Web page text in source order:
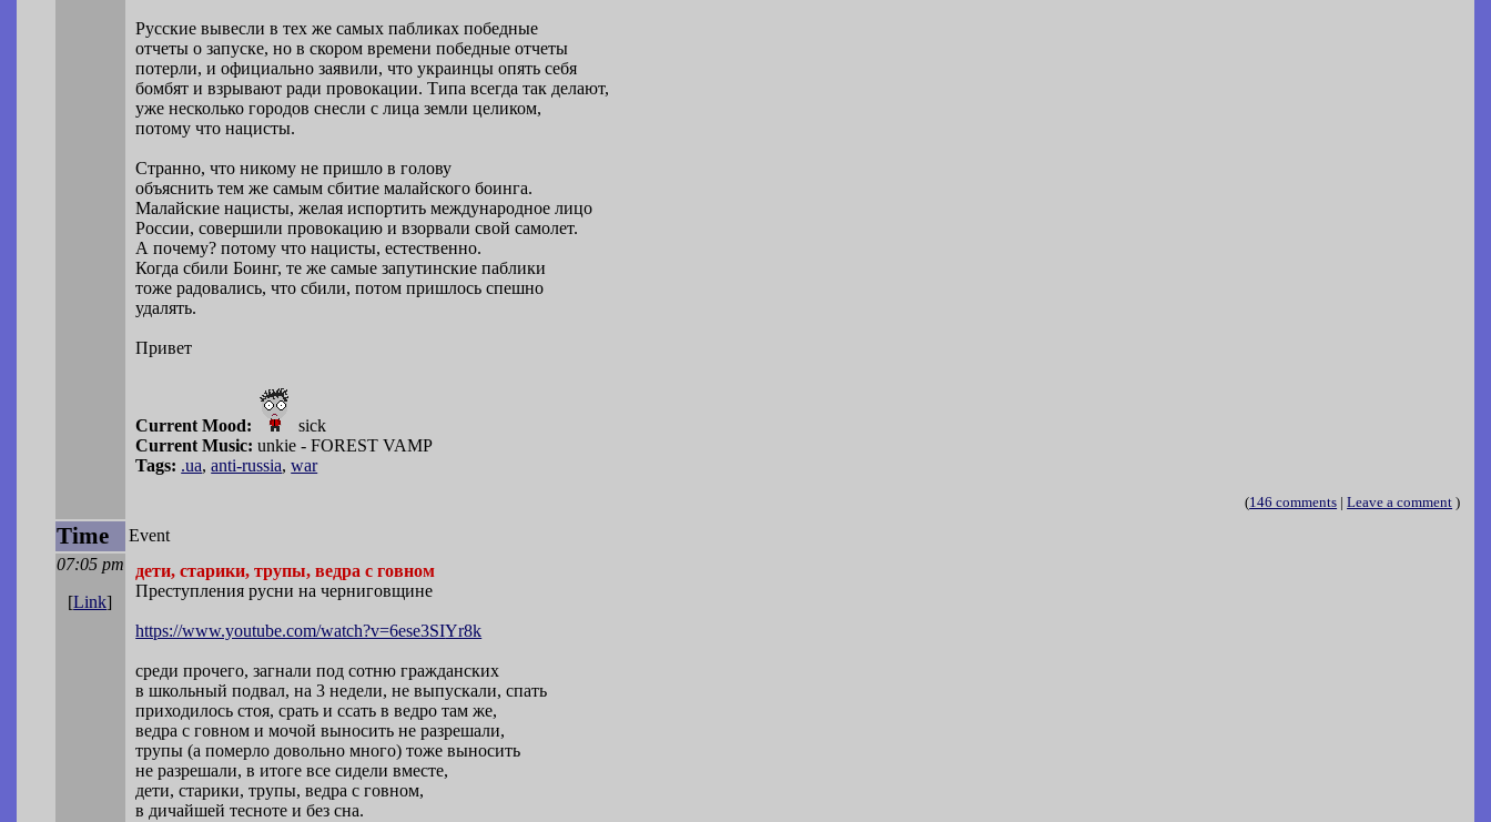
Русские вывесли в тех же самых пабликах победные
отчеты о запуске, но в скором времени победные отчеты
потерли, и официально заявили, что украинцы опять себя
бомбят и взрывают ради провокации. Типа всегда так делают,
уже несколько городов снесли с лица земли целиком,
потому что нацисты.
Странно, что никому не пришло в голову
объяснить тем же самым сбитие малайского боинга.
Малайские нацисты, желая испортить международное лицо
России, совершили провокацию и взорвали свой самолет.
А почему? потому что нацисты, естественно.
Когда сбили Боинг, те же самые запутинские паблики
тоже радовались, что сбили, потом пришлось спешно
удалять.
Привет
Current Mood:
sick
Current Music: unkie - FOREST VAMP
Tags: .ua,anti-russia,war
(146 comments |Leave a comment )
Time
Event
07:05 pm
[Link]
дети, старики, трупы, ведра с говном
Преступления русни на черниговщине
https://www.youtube.com/watch?v=6ese3SIYr8k
среди прочего, загнали под сотню гражданских
в школьный подвал, на 3 недели, не выпускали, спать
приходилось стоя, срать и ссать в ведро там же,
ведра с говном и мочой выносить не разрешали,
трупы (а померло довольно много) тоже выносить
не разрешали, в итоге все сидели вместе,
дети, старики, трупы, ведра с говном,
в дичайшей тесноте и без сна.